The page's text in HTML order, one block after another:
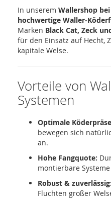
In unserem Wallershop
hochwertige Waller-
Marken Black Cat, Zeck
für den Einsatz auf Hecht,
kapitale Welse.
Vorteile von
Systemen
Optimale
bewegen sich
an.
Hohe Fangquote:
montierbare
Robust & zuverlässig:
Fluchten großer